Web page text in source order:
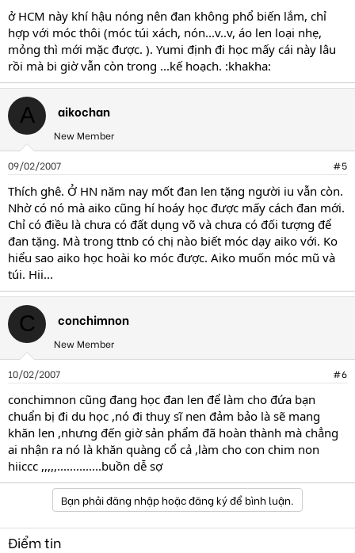
ở HCM này khí hậu nóng nên đan không phổ biến lắm, chỉ
hợp với móc thôi (móc túi xách, nón...v..v, áo len loại nhẹ,
mỏng thì mới mặc được. ). Yumi định đi học mấy cái này lâu
rồi mà bi giờ vẫn còn trong ...kế hoạch. :khakha:
A aikochan
New Member
09/02/2007 #5
Thích ghê. Ở HN năm nay mốt đan len tặng người iu vẫn còn.
Nhờ có nó mà aiko cũng hí hoáy học được mấy cách đan mới.
Chỉ có điều là chưa có đất dụng võ và chưa có đối tượng để
đan tặng. Mà trong ttnb có chị nào biết móc dạy aiko với. Ko
hiểu sao aiko học hoài ko móc được. Aiko muốn móc mũ và
túi. Hii...
C conchimnon
New Member
10/02/2007 #6
conchimnon cũng đang học đan len để làm cho đứa bạn
chuẩn bị đi du học ,nó đi thuỵ sĩ nen đảm bảo là sẽ mang
khăn len ,nhưng đến giờ sản phẩm đã hoàn thành mà chẳng
ai nhận ra nó là khăn quàng cổ cả ,làm cho con chim non
hiiccc ,,,,,..............buồn dễ sợ
Bạn phải đăng nhập hoặc đăng ký để bình luận.
Điểm tin